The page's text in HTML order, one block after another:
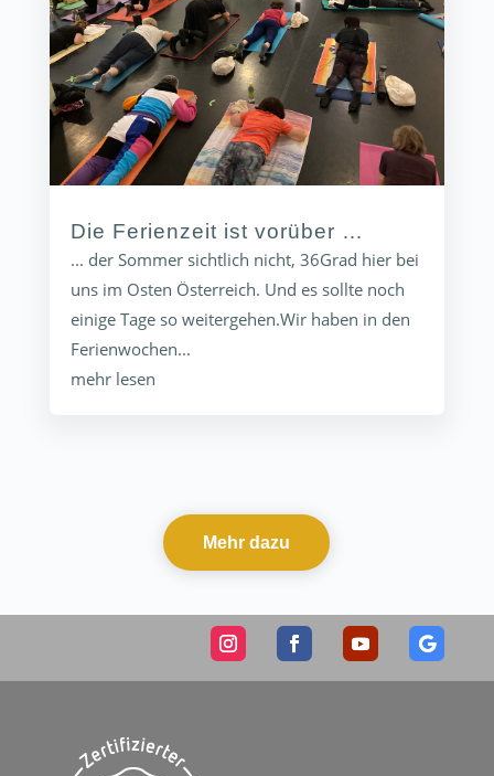
Die Ferienzeit ist vorüber …
... der Sommer sichtlich nicht, 36Grad hier bei
uns im Osten Österreich. Und es sollte noch
einige Tage so weitergehen.Wir haben in den
Ferienwochen...
mehr lesen
Mehr dazu